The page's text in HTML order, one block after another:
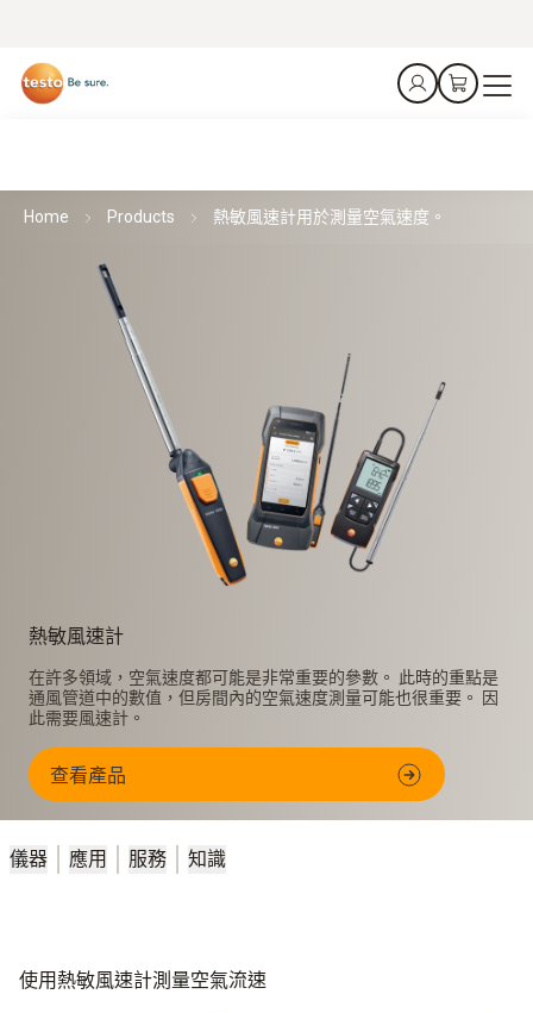
Home Products 熱敏風速計用於測量空氣速度。
熱敏風速計
在許多領域，空氣速度都可能是非常重要的參數。 此時的重點是
通風管道中的數值，但房間內的空氣速度測量可能也很重要。 因
此需要風速計。
查看產品
儀器 應用 服務 知識
使用熱敏風速計測量空氣流速